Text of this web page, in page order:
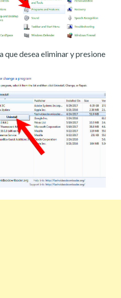
que desea eliminar y presione